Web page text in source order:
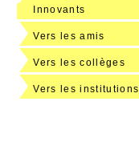
Innovants
Vers les amis
Vers les collèges
Vers les institutions